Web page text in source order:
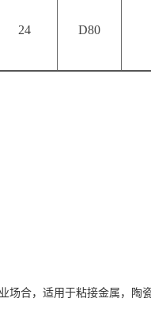
24 D80
场合，适用于粘接金属，陶